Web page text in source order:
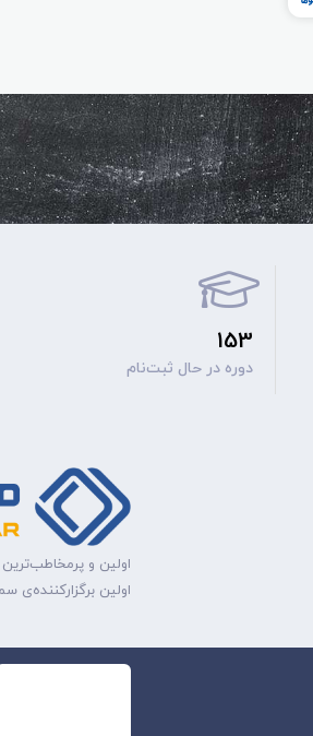
153
دوره‌ در حال ثبت‌نام
اولین و
اولین برگزارکننده‌ی